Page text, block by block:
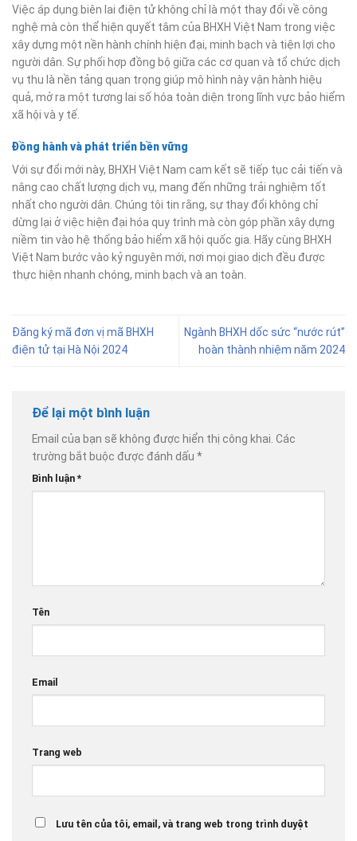
Việc áp dụng biên lai điện tử không chỉ là một thay đổi về công
nghệ mà còn thể hiện quyết tâm của BHXH Việt Nam trong việc
xây dựng một nền hành chính hiện đại, minh bạch và tiện lợi cho
người dân. Sự phối hợp đồng bộ giữa các cơ quan và tổ chức dịch
vụ thu là nền tảng quan trọng giúp mô hình này vận hành hiệu
quả, mở ra một tương lai số hóa toàn diện trong lĩnh vực bảo hiểm
xã hội và y tế.
Đồng hành và phát triển bền vững
Với sự đổi mới này, BHXH Việt Nam cam kết sẽ tiếp tục cải tiến và
nâng cao chất lượng dịch vụ, mang đến những trải nghiệm tốt
nhất cho người dân. Chúng tôi tin rằng, sự thay đổi không chỉ
dừng lại ở việc hiện đại hóa quy trình mà còn góp phần xây dựng
niềm tin vào hệ thống bảo hiểm xã hội quốc gia. Hãy cùng BHXH
Việt Nam bước vào kỷ nguyên mới, nơi mọi giao dịch đều được
thực hiện nhanh chóng, minh bạch và an toàn.
Đăng ký mã đơn vị mã BHXH
điện tử tại Hà Nội 2024
Ngành BHXH dốc sức “nước rút”
hoàn thành nhiệm năm 2024
Để lại một bình luận
Email của bạn sẽ không được hiển thị công khai. Các
trường bắt buộc được đánh dấu *
Bình luận*
Tên
Email
Trang web
Lưu tên của tôi, email, và trang web trong trình duyệt